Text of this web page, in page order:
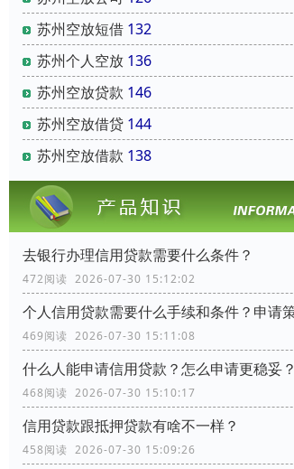
苏州空放短借 132
苏州个人空放 136
苏州空放贷款 146
苏州空放借贷 144
苏州空放借款 138
去银行办理信用贷款需要什么条件？
472阅读 2026-07-30 15:12:02
469阅读 2026-07-30 15:11:08
什么人能申请信用贷款？怎么申请更稳妥？
468阅读 2026-07-30 15:10:17
信用贷款跟抵押贷款有啥不一样？
458阅读 2026-07-30 15:09:26